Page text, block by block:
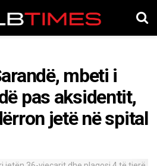
mbeti i
pas aksidentit,
jetë në spital